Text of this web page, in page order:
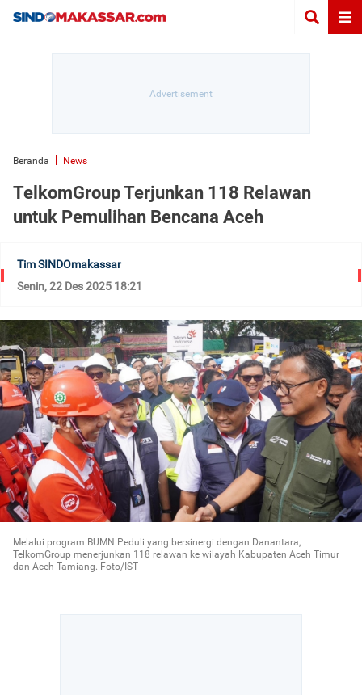
Beranda News
TelkomGroup Terjunkan 118 Relawan
untuk Pemulihan Bencana Aceh
Tim SINDOmakassar
Senin, 22 Des 2025 18:21
Melalui program BUMN Peduli yang bersinergi dengan Danantara,
TelkomGroup menerjunkan 118 relawan ke wilayah Kabupaten Aceh Timur
dan Aceh Tamiang. Foto/IST